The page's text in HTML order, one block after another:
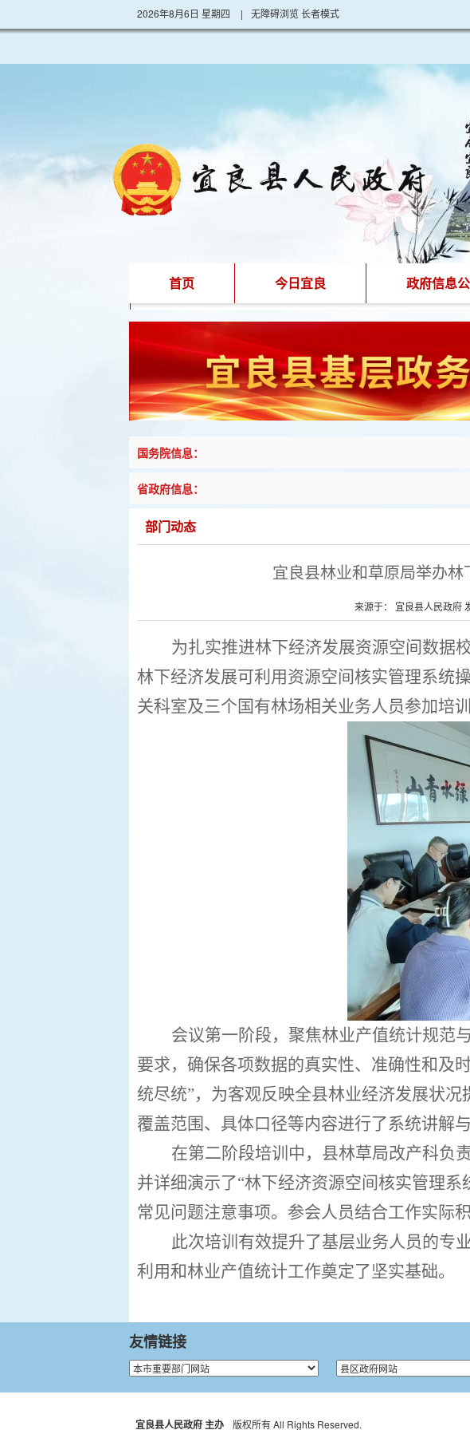
2026年8月6日 星期四 | 无障碍浏览长者模式
首页 今日宜良 政府信息
国务院信息：
省政府信息：
部门动态
宜良县林业和草原局举办
来源于： 宜良县人民政府
为扎实推进林下经济发展资源空间数据
林下经济发展可利用资源空间核实管理系统
关科室及三个国有林场相关业务人员参加培训
会议第一阶段，聚焦林业产值统计规范
要求，确保各项数据的真实性、准确性和及
统尽统”，为客观反映全县林业经济发展状
覆盖范围、具体口径等内容进行了系统讲解
在第二阶段培训中，县林草局改产科负
并详细演示了“林下经济资源空间核实管理
常见问题注意事项。参会人员结合工作实际
此次培训有效提升了基层业务人员的专
利用和林业产值统计工作奠定了坚实基础。
友情链接
宜良县人民政府 主办 版权所有 All Rights Reserved.